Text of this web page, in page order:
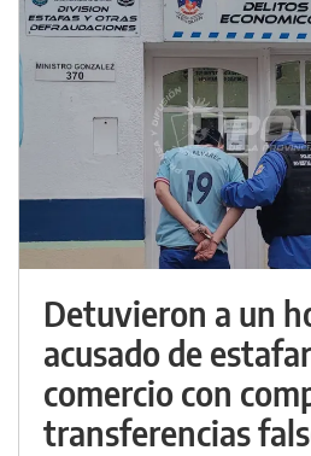
Detuvieron a un
acusado de
comercio con
transferencias